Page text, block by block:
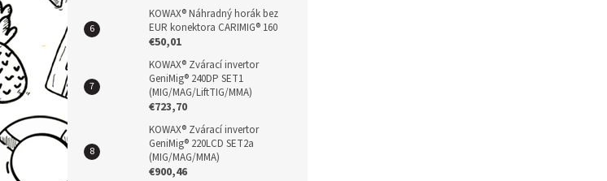
KOWAX® Náhradný horák bez
EUR konektora CARIMIG® 160
€50,01
KOWAX® Zvárací invertor
GeniMig® 240DP SET1
(MIG/MAG/LiftTIG/MMA)
€723,70
KOWAX® Zvárací invertor
GeniMig® 220LCD SET2a
(MIG/MAG/MMA)
€900,46